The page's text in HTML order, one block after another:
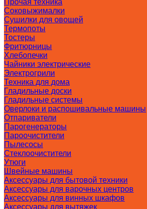
Прочая техника
Соковыжималки
Сушилки для овощей
Термопоты
Тостеры
Фритюрницы
Хлебопечки
Чайники электрические
Электрогрили
Техника для дома
Гладильные доски
Гладильные системы
Оверлоки и распошивальные машины
Отпариватели
Парогенераторы
Пароочистители
Пылесосы
Стеклоочистители
Утюги
Швейные машины
Аксессуары для бытовой техники
Аксессуары для варочных центров
Аксессуары для винных шкафов
Аксессуары для вытяжек